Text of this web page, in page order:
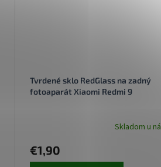
Tvrdené sklo RedGlass na zadný
fotoaparát Xiaomi Redmi 9
Skladom u
€1,90